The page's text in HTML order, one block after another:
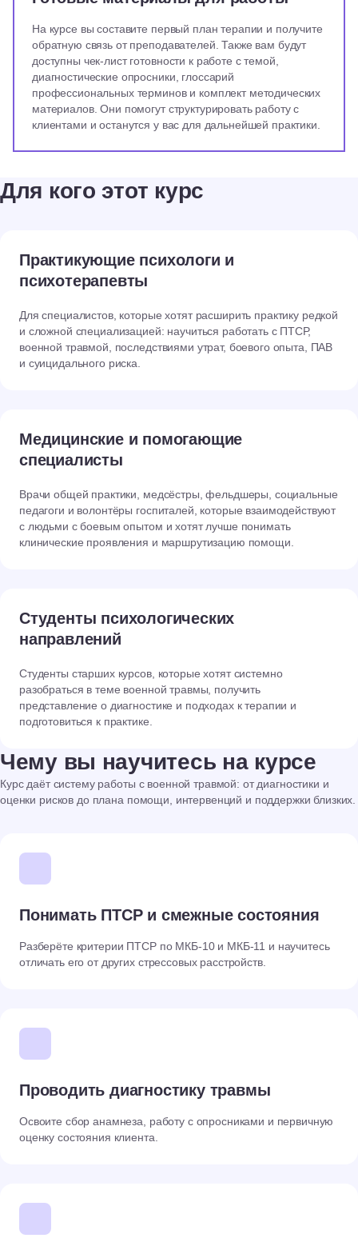
На курсе вы составите первый план терапии и получите
обратную связь от преподавателей. Также вам будут
доступны чек-лист готовности к работе с темой,
диагностические опросники, глоссарий
профессиональных терминов и комплект методических
материалов. Они помогут структурировать работу с
клиентами и останутся у вас для дальнейшей практики.
Для кого этот курс
Практикующие психологи и
психотерапевты
Для специалистов, которые хотят расширить практику редкой
и сложной специализацией: научиться работать с ПТСР,
военной травмой, последствиями утрат, боевого опыта, ПАВ
и суицидального риска.
Медицинские и помогающие
специалисты
Врачи общей практики, медсёстры, фельдшеры, социальные
педагоги и волонтёры госпиталей, которые взаимодействуют
с людьми с боевым опытом и хотят лучше понимать
клинические проявления и маршрутизацию помощи.
Студенты психологических
направлений
Студенты старших курсов, которые хотят системно
разобраться в теме военной травмы, получить
представление о диагностике и подходах к терапии и
подготовиться к практике.
Чему вы научитесь на курсе
Курс даёт систему работы с военной травмой: от диагностики и
оценки рисков до плана помощи, интервенций и поддержки близких.
Понимать ПТСР и смежные состояния
Разберёте критерии ПТСР по МКБ-10 и МКБ-11 и научитесь
отличать его от других стрессовых расстройств.
Проводить диагностику травмы
Освоите сбор анамнеза, работу с опросниками и первичную
оценку состояния клиента.